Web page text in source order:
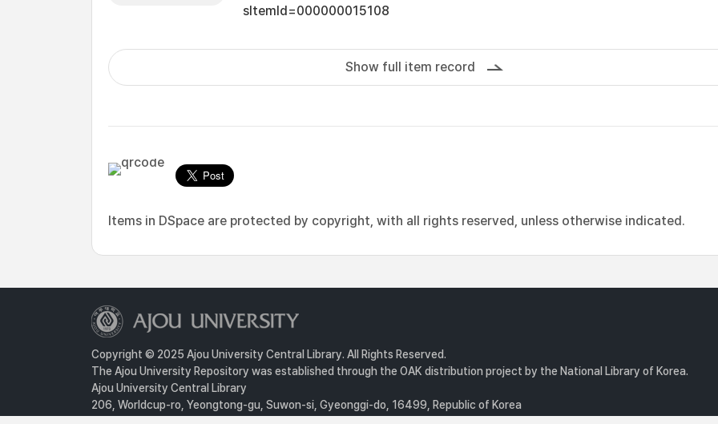
sItemId=000000015108
Show full item record
Items in DSpace are protected by copyright, with all rights reserved, unless otherwise indicated.
Copyright © 2025 Ajou University Central Library. All Rights Reserved.
The Ajou University Repository was established through the OAK distribution project by the National Library of Korea.
Ajou University Central Library
206, Worldcup-ro, Yeongtong-gu, Suwon-si, Gyeonggi-do, 16499, Republic of Korea